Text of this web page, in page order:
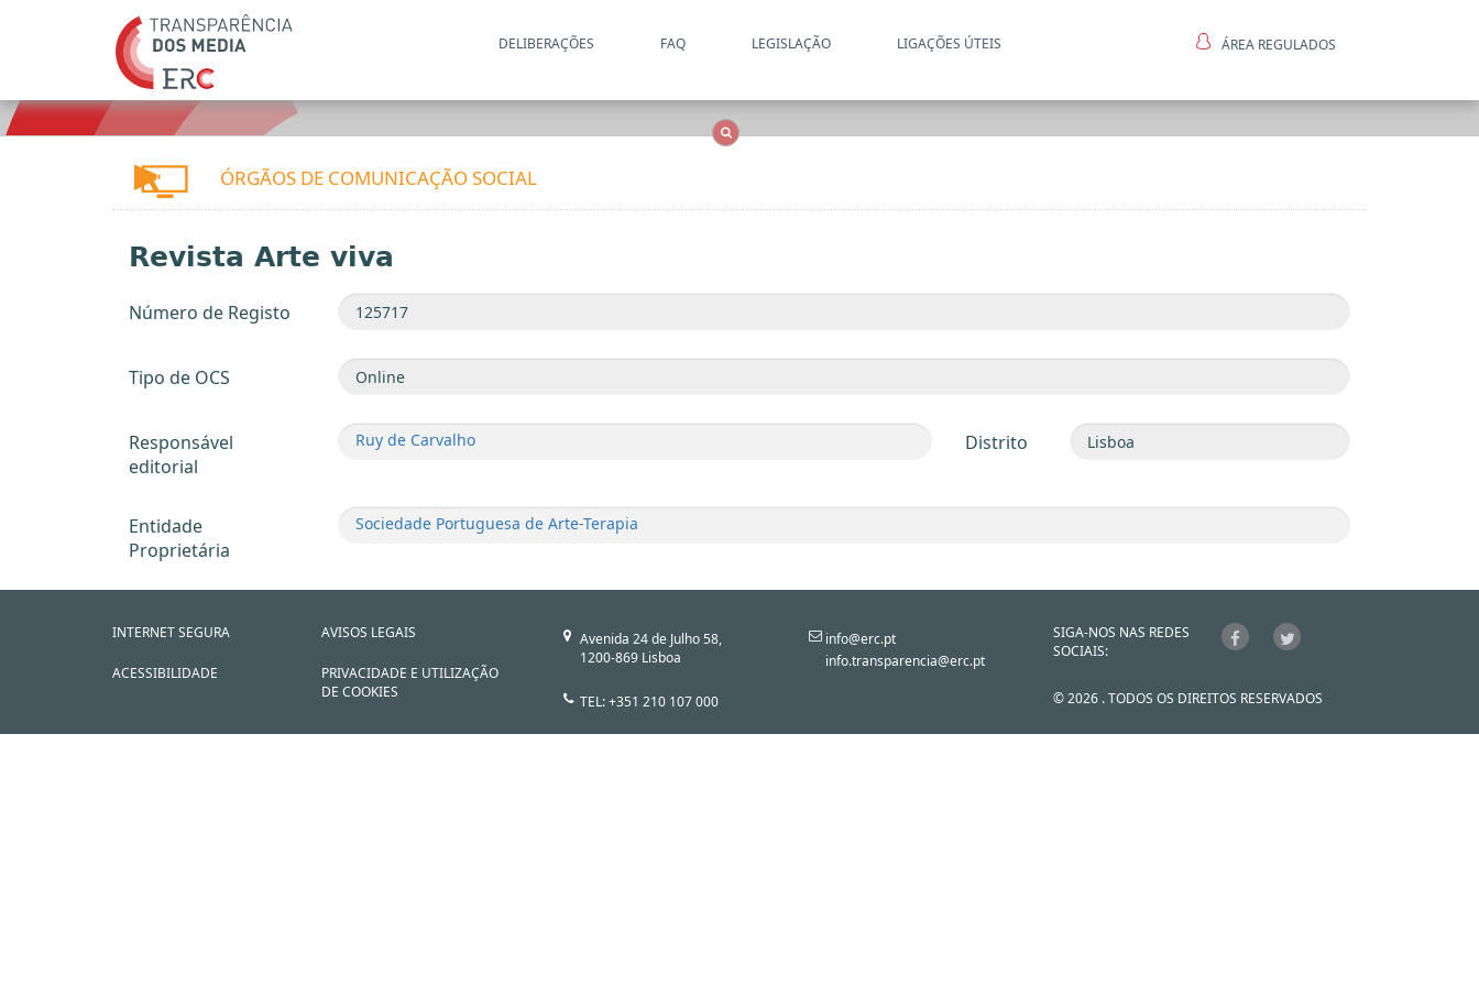
DELIBERAÇÕES FAQ LEGISLAÇÃO LIGAÇÕES ÚTEIS ÁREA REGULADOS
ÓRGÃOS DE COMUNICAÇÃO SOCIAL
Revista Arte viva
Número de Registo
Tipo de OCS
Responsável
editorial
Ruy de Carvalho Distrito
Entidade
Proprietária
Sociedade Portuguesa de Arte-Terapia
INTERNET SEGURA
ACESSIBILIDADE
AVISOS LEGAIS
PRIVACIDADE E UTILIZAÇÃO
DE COOKIES
Avenida 24 de Julho 58,
1200-869 Lisboa
TEL: +351 210 107 000
info@erc.pt
info.transparencia@erc.pt
SIGA-NOS NAS REDES
SOCIAIS:
© 2026 . TODOS OS DIREITOS RESERVADOS